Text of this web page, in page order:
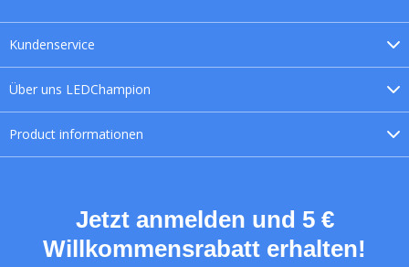
Über uns LEDChampion
Product informationen
Kundenservice
Jetzt anmelden und 5 €
Willkommensrabatt erhalten!